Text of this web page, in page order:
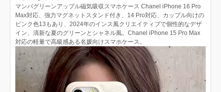
マンバグリーンアップル磁気吸収スマホケース Chanel iPhone 16 Pro
Max対応、強力マグネットスタンド付き、14 Pro対応、カップル向けの
ピンク色13もあり、2024年のインス風クリエイティブで個性的なデザ
イン、清新な夏のグリーンとシャネル風。Chanel iPhone 15 Pro Max
対応の軽量で高級感ある名媛向けスマホケース。